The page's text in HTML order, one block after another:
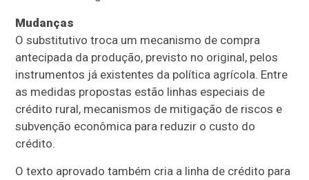
Mudanças
Osubstitutivo troca um mecanismo de compra
antecipada da produção, previsto no original, pelos
instrumentos já existentes da política agrícola. Entre
as medidas propostas estão linhas especiais de
crédito rural, mecanismos de mitigação de riscos e
subvenção econômica para reduzir o custo do
crédito.
O texto aprovado também cria a linha de crédito para